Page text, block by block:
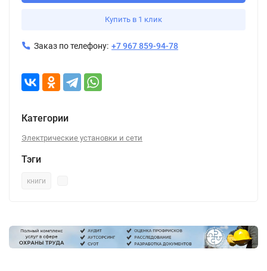
Купить в 1 клик
Заказ по телефону: +7 967 859-94-78
Категории
Электрические установки и сети
Тэги
книги